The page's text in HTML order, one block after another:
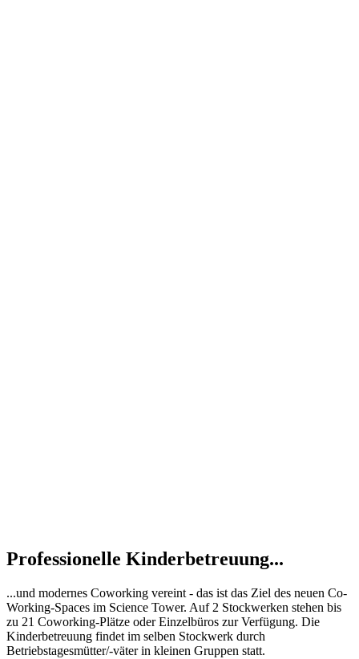
Professionelle Kinderbetreuung...
...und modernes Coworking vereint - das ist das Ziel des neuen Co-
Working-Spaces im Science Tower. Auf 2 Stockwerken stehen bis
zu 21 Coworking-Plätze oder Einzelbüros zur Verfügung. Die
Kinderbetreuung findet im selben Stockwerk durch
Betriebstagesmütter/-väter in kleinen Gruppen statt.